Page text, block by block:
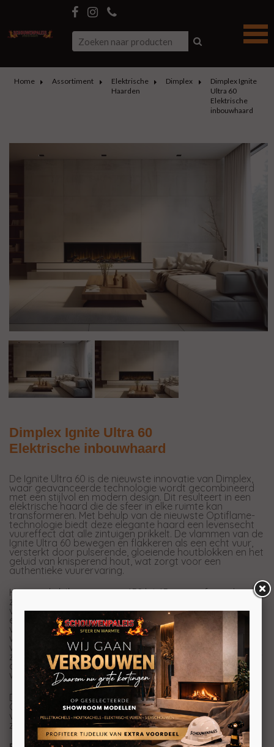
Home Assortiment
Elektrische
Haarden
Dimplex
Dimplex Ignite
Ultra 60
Elektrische
inbouwhaard
Dimplex Ignite Ultra 60
Elektrische inbouwhaard
De Ignite Ultra 60 is de nieuwste innovatie van Dimplex,
waar geavanceerde technologie wordt gecombineerd
met een stijlvol en modern design. Dit resulteert in een
elektrische haard die de sfeer in elke ruimte kan
transformeren. Met behulp van de nieuwste Optiflame-
technologie biedt deze elegante haard een levensecht
vuureffect dat alle zintuigen prikkelt. De vlammen van de
Ignite Ultra 60 bewegen en flakkeren als een echt vuur,
versterkt door pulserende, gloeiende houtblokken en het
geluid van knisperend hout, wat zorgt voor een
authentieke vuurervaring.
Het royale kijkvenster van 152 bij 45 cm geeft een breed
zicht op de betoverende vlammen, die een warme gloed
verspreiden en een aangename sfeer toevoegen aan
elke kamer. De Ignite Ultra 60 is verkrijgbaar in
verschillende maten en biedt diverse installatieopties,
waardoor hij perfect past in elke woonruimte. Hij kan
worden ingebouwd als een frontmodel, hoekmodel of
zelfs als een 3-zijdige haard. Dankzij deze flexibiliteit is er
altijd een optie die aansluit op de inrichting van jouw
woning.
Daarnaast maakt de haard gebruik van Dimplex’s
Comfort$aver-technologie voor energie-efficiënte
verwarming, wat zorgt voor een lager energieverbruik
zonder dat dit ten koste gaat van warmte en comfort.